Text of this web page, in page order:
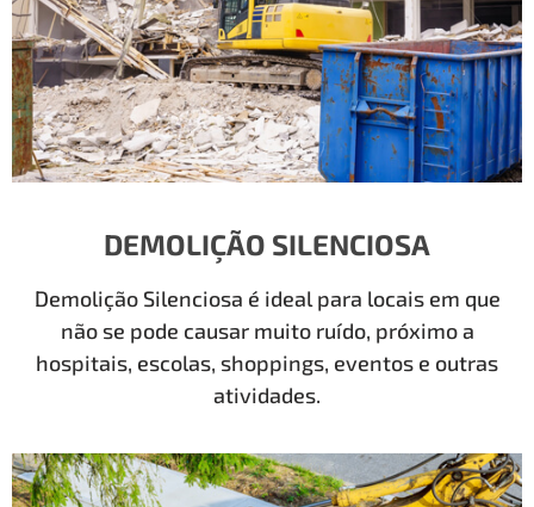
DEMOLIÇÃO SILENCIOSA
Demolição Silenciosa é ideal para locais em que
não se pode causar muito ruído, próximo a
hospitais, escolas, shoppings, eventos e outras
atividades.